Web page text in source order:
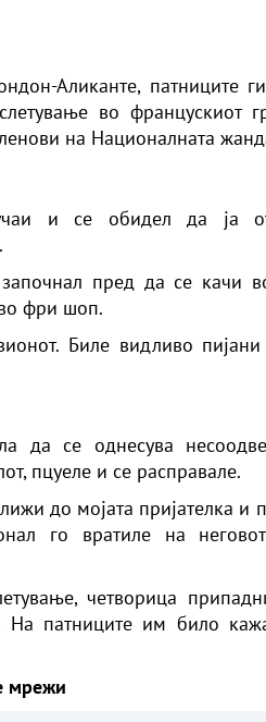
Аликанте, патниците
во францускиот
на Националната
и се обидел да ја
пред да се качи
фри шоп.
от. Биле видливо
да се однесува
пцуеле и се расправале.
до мојата пријателка и
го вратиле на
четворица
На патниците им било
мрежи